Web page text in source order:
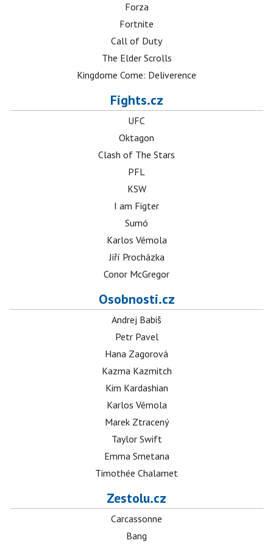
Forza
Fortnite
Call of Duty
The Elder Scrolls
Kingdome Come: Deliverence
Fights.cz
UFC
Oktagon
Clash of The Stars
PFL
KSW
I am Figter
Sumó
Karlos Vémola
Jiří Procházka
Conor McGregor
Osobnosti.cz
Andrej Babiš
Petr Pavel
Hana Zagorová
Kazma Kazmitch
Kim Kardashian
Karlos Vémola
Marek Ztracený
Taylor Swift
Emma Smetana
Timothée Chalamet
Zestolu.cz
Carcassonne
Bang